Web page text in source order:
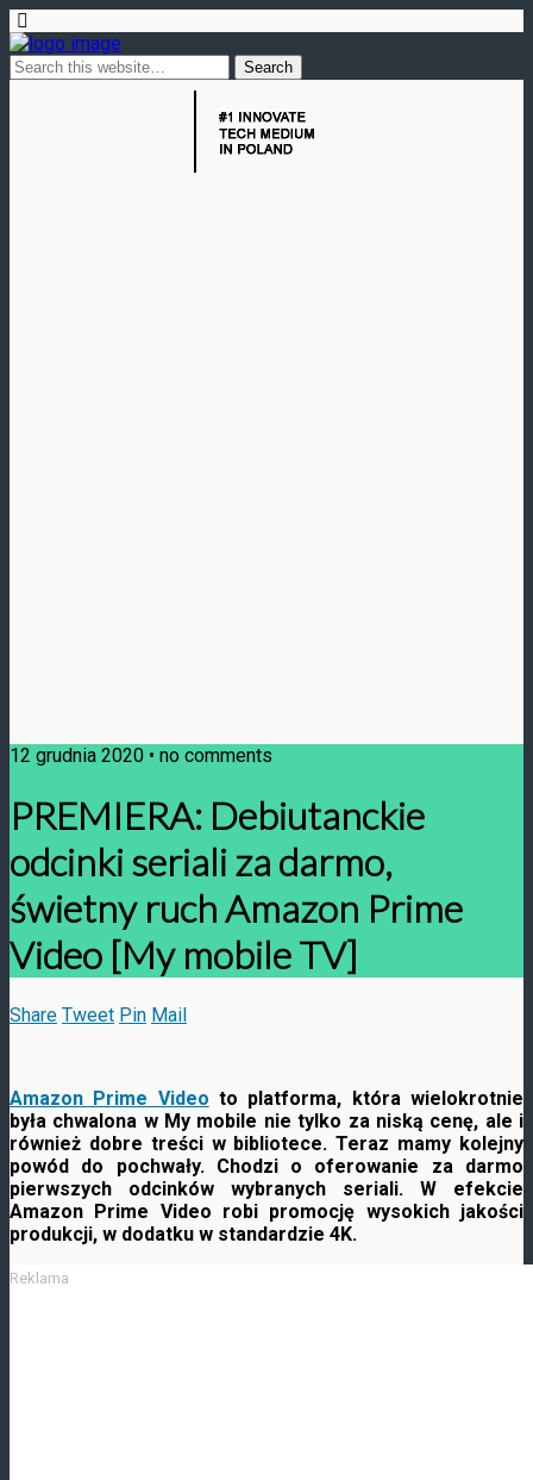
12 grudnia 2020 • no comments
PREMIERA: Debiutanckie
odcinki seriali za darmo,
świetny ruch Amazon Prime
Video [My mobile TV]
Share Tweet Pin Mail
Amazon Prime Video to platforma, która wielokrotnie
była chwalona w My mobile nie tylko za niską cenę, ale i
również dobre treści w bibliotece. Teraz mamy kolejny
powód do pochwały. Chodzi o oferowanie za darmo
pierwszych odcinków wybranych seriali. W efekcie
Amazon Prime Video robi promocję wysokich jakości
produkcji, w dodatku w standardzie 4K.
Reklama